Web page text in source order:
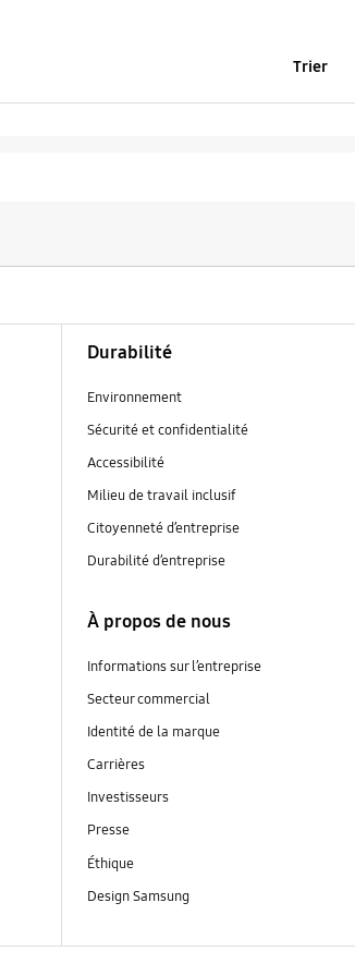
Trier
Durabilité
Environnement
Sécurité et confidentialité
Accessibilité
Milieu de travail inclusif
Citoyenneté d’entreprise
Durabilité d’entreprise
À propos de nous
Informations sur l’entreprise
Secteur commercial
Identité de la marque
Carrières
Investisseurs
Presse
Éthique
Design Samsung